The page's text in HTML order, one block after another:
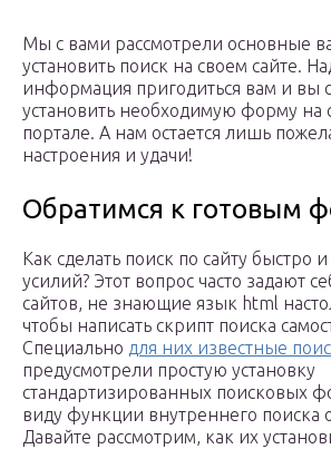
Мы с вами рассмотрели основные
установить поиск на своем сайте.
информация пригодиться вам и вы
установить необходимую форму на
портале. А нам остается лишь
настроения и удачи!
Обратимся к готовым
Как сделать поиск по сайту быстро
усилий? Этот вопрос часто задают
сайтов, не знающие язык html
чтобы написать скрипт поиска
Специально для них известные
предусмотрели простую установку
стандартизированных поисковых
виду функции внутреннего поиска
Давайте рассмотрим, как их